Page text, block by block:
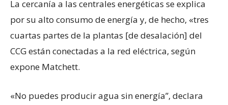
La cercanía a las centrales energéticas se explica
por su alto consumo de energía y, de hecho, «tres
cuartas partes de la plantas [de desalación] del
CCG están conectadas a la red eléctrica, según
expone Matchett.
«No puedes producir agua sin energía”, declara